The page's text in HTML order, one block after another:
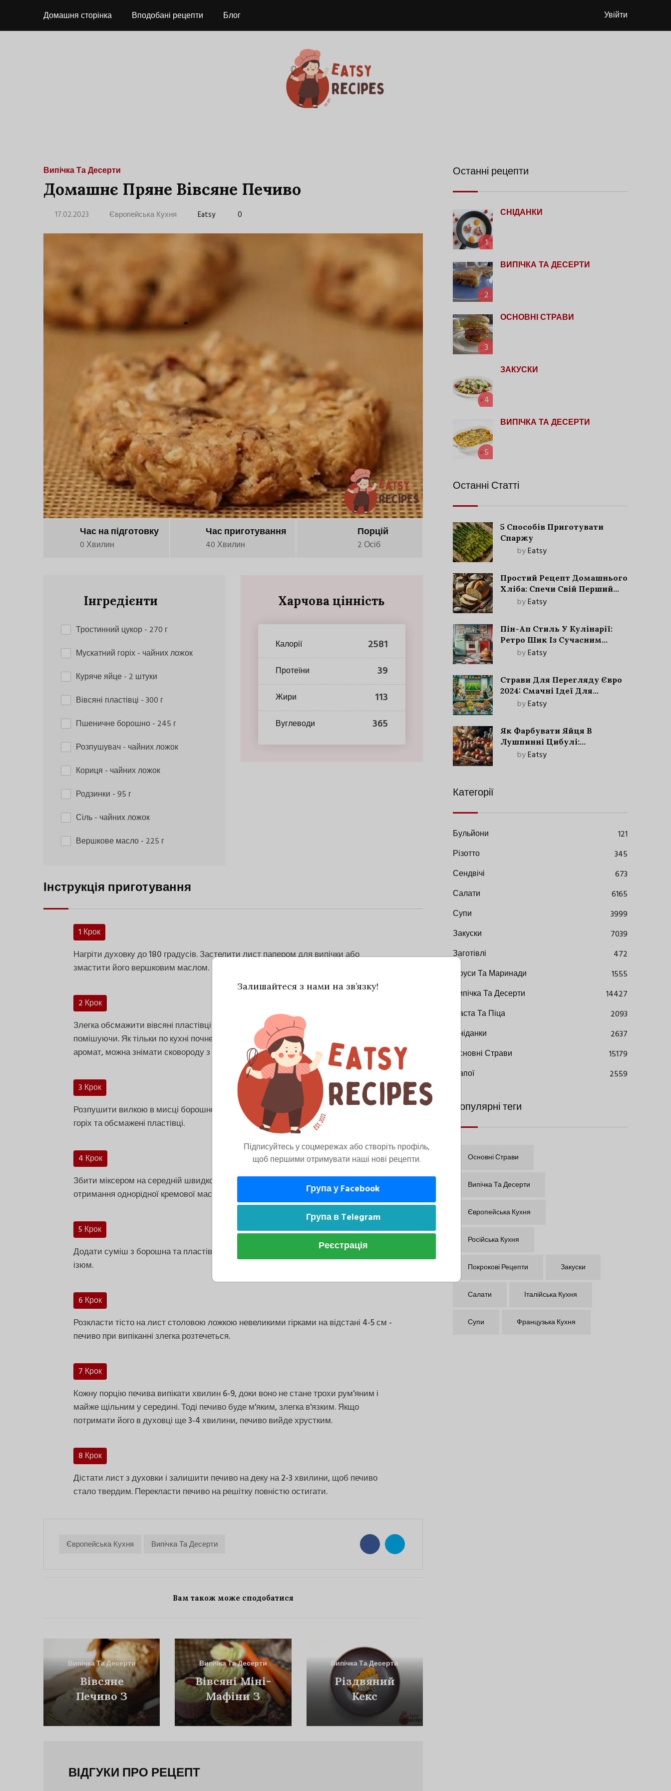
Домашня сторінка Вподобані рецепти Блог Увійти
Випічка Та Десерти
Домашнє Пряне Вівсяне Печиво
17.02.2023 Європейська Кухня Eatsy 0
Час на підготовку
0 Хвилин
Час приготування
40 Хвилин
Порцій
2 Осіб
Інгредієнти
Тростинний цукор- 270 г
Мускатний горіх- чайних ложок
Куряче яйце- 2 штуки
Вівсяні пластівці - 300 г
Пшеничне борошно- 245 г
Розпушувач- чайних ложок
Кориця - чайних ложок
Родзинки - 95 г
Сіль- чайних ложок
Вершкове масло- 225 г
Харчова цінність
Калорії 2581
Протеїни 39
Жири 113
Вуглеводи 365
Інструкція приготування
1 Крок
Нагріти духовку до 180 градусів. Застелити лист папером для випічки або
змастити його вершковим маслом.
2 Крок
Злегка обсмажити вівсяні пластівці на сухій сковороді, на невеликому вогні, часто
помішуючи. Як тільки по кухні почне розноситися приємний, трохи горіховий
аромат, можна знімати сковороду з вогню.
3 Крок
Розпушити вилкою в мисці борошно, розпушувач, сіль, мелену корицю, мускатний
горіх та обсмажені пластівці.
4 Крок
Збити міксером на середній швидкості олію та цукор, додати по одному яйцю, до
отримання однорідної кремової маси.
5 Крок
Додати суміш з борошна та пластівців у масляну, ретельно перемішати, додати
ізюм.
6 Крок
Розкласти тісто на лист столовою ложкою невеликими гірками на відстані 4-5 см -
печиво при випіканні злегка розтечеться.
7 Крок
Кожну порцію печива випікати хвилин 6-9, доки воно не стане трохи рум'яним і
майже щільним у середині. Тоді печиво буде м'яким, злегка в'язким. Якщо
потримати його в духовці ще 3-4 хвилини, печиво вийде хрустким.
8 Крок
Дістати лист з духовки і залишити печиво на деку на 2-3 хвилини, щоб печиво
стало твердим. Перекласти печиво на решітку повністю остигати.
Європейська Кухня Випічка Та Десерти
Вам також може сподобатися
Випічка Та Десерти
Вівсяне
Печиво З
Фундуком
Випічка Та Десерти
Вівсяні Міні-
Мафіни З
Морквою Та
Буряком
Випічка Та Десерти
Різдвяний
Кекс
ВІДГУКИ ПРО РЕЦЕПТ
Останні рецепти
1
СНІДАНКИ
2
ВИПІЧКА ТА ДЕСЕРТИ
3
ОСНОВНІ СТРАВИ
4
ЗАКУСКИ
5
ВИПІЧКА ТА ДЕСЕРТИ
Останні Статті
5 Способів Приготувати
Спаржу
byEatsy
Простий Рецепт Домашнього
Хліба: Спечи Свій Перший
Запашний Хліб!
byEatsy
Пін-Ап Стиль У Кулінарії:
Ретро Шик Із Сучасним
Акцентом
byEatsy
Страви Для Перегляду Євро
2024: Смачні Ідеї Для
Футбольного Свята
byEatsy
Як Фарбувати Яйця В
Лушпинні Цибулі:
Старовинний Метод З
byEatsy
Категорії
Бульйони
121
Різотто
345
Сендвічі
673
Салати
6165
Супи
3999
Закуски
7039
Заготівлі
472
Соуси Та Маринади
1555
Випічка Та Десерти
14427
Паста Та Піца
2093
Сніданки
2637
Основні Страви
15179
Напої
2559
Популярні теги
Основні Страви
Випічка Та Десерти
Європейська Кухня
Російська Кухня
Покрокові Рецепти Закуски
Салати Італійська Кухня
Супи Французька Кухня
Залишайтеся з нами на зв’язку!
Підписуйтесь у соцмережах або створіть профіль,
щоб першими отримувати наші нові рецепти.
Група у Facebook
Група в Telegram
Реєстрація